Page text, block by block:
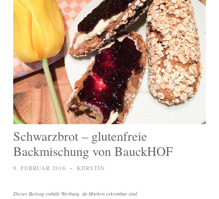
Schwarzbrot – glutenfreie
Backmischung von BauckHOF
8. FEBRUAR 2016 ~ KERSTIN
Dieser Beitrag enthält Werbung, da Marken erkennbar sind